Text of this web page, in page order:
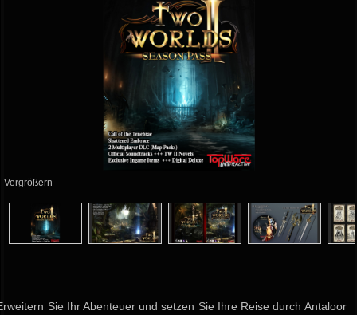
Vergrößern
Sie Ihr Abenteuer und setzen Sie Ihre Reise durch Antaloor